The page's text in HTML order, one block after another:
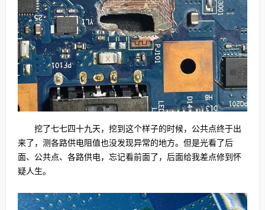
挖了七七四十九天，挖到这个样子的时候，公共点终于出
来了，测各路供电阻值也没发现异常的地方。但是光看了后
面、公共点、各路供电，忘记看前面了，后面给我差点修到怀
疑人生。